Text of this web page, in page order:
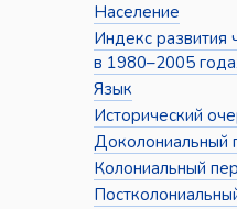
Население
Индекс развития
в 1980–2005
Язык
Исторический
Доколониальный
Колониальный